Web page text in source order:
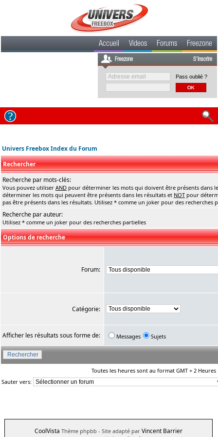
Accueil Videos Forums Freezone
Freezone S'inscrire
Pass oublié ?
Univers Freebox Index du Forum
Rechercher
Recherche par mots-clés:
Vous pouvez utiliser AND pour déterminer les mots qui doivent être présents dans
déterminer les mots qui peuvent être présents dans les résultats et NOT pour
pas être présents dans les résultats. Utilisez * comme un joker pour des recherches
Recherche par auteur:
Utilisez * comme un joker pour des recherches partielles
Options de recherche
Forum:
Catégorie:
Afficher les résultats sous forme de: Messages Sujets
Toutes les heures sont au format GMT + 2 Heures
Sauter vers:
CoolVista Thème phpbb - Site adapté par Vincent Barrier